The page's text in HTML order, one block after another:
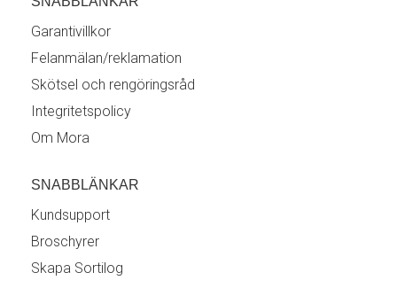
Garantivillkor
Felanmälan/reklamation
Skötsel och rengöringsråd
Integritetspolicy
Om Mora
SNABBLÄNKAR
Kundsupport
Broschyrer
Skapa Sortilog